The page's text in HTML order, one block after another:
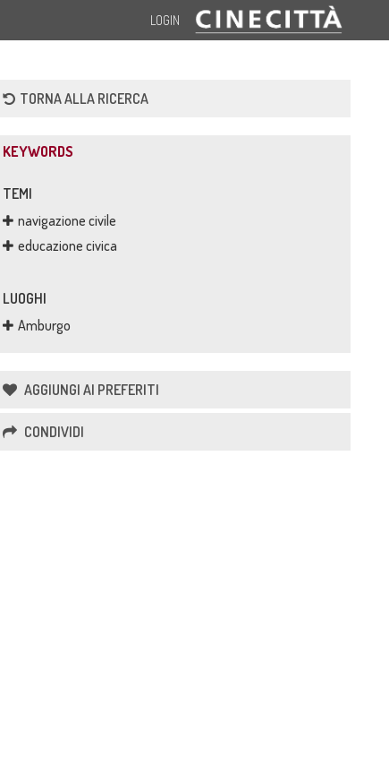
LOGIN
TORNA ALLA RICERCA
KEYWORDS
TEMI
navigazione civile
educazione civica
LUOGHI
Amburgo
AGGIUNGI AI PREFERITI
CONDIVIDI